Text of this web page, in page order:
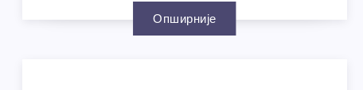
Опширније